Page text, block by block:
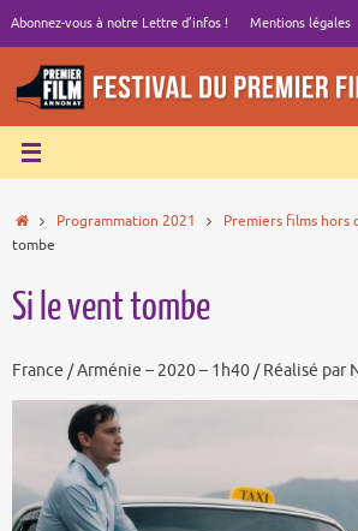
contenu
Abonnez-vous à notre Lettre d’infos ! Mentions légales
AccueilProgrammation 2021 Premiers films hors
tombe
Si le vent tombe
France / Arménie – 2020 – 1h40 / Réalisé par